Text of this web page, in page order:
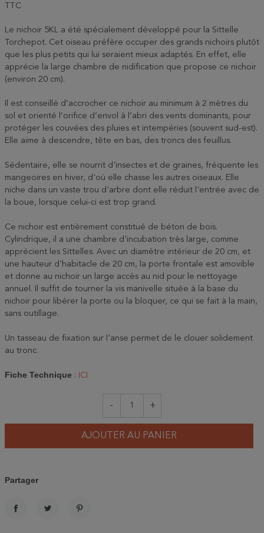
TTC
Le nichoir 5KL a été spécialement développé pour la Sittelle
Torchepot. Cet oiseau préfère occuper des grands nichoirs plutôt
que les plus petits qui lui seraient mieux adaptés. En effet, elle
apprécie la large chambre de nidification que propose ce nichoir
(environ 20 cm).
Il est conseillé d’accrocher ce nichoir au minimum à 2 mètres du
sol et orienté l’orifice d’envol à l’abri des vents dominants, pour
protéger les couvées des pluies et intempéries (souvent sud-est).
Elle aime à descendre, tête en bas, des troncs des feuillus.
Sédentaire, elle se nourrit d'insectes et de graines, fréquente les
mangeoires en hiver, d'où elle chasse les autres oiseaux. Elle
niche dans un vaste trou d'arbre dont elle réduit l'entrée avec de
la boue, lorsque celui-ci est trop grand.
Ce nichoir est entièrement constitué de béton de bois.
Cylindrique, il a une chambre d'incubation très large, comme
apprécient les Sittelles. Avec un diamètre intérieur de 20 cm, et
une hauteur d'habitacle de 20 cm, la porte frontale est amovible
et donne au nichoir un large accès au nid pour le nettoyage
annuel. Il suffit de tourner la vis manivelle située à la base du
nichoir pour libérer la porte ou la bloquer, ce qui se fait à la main,
sans outillage.
Un tasseau de fixation sur l'anse permet de le clouer solidement
au tronc.
Fiche Technique : ICI
- +
AJOUTER AU PANIER
Partager